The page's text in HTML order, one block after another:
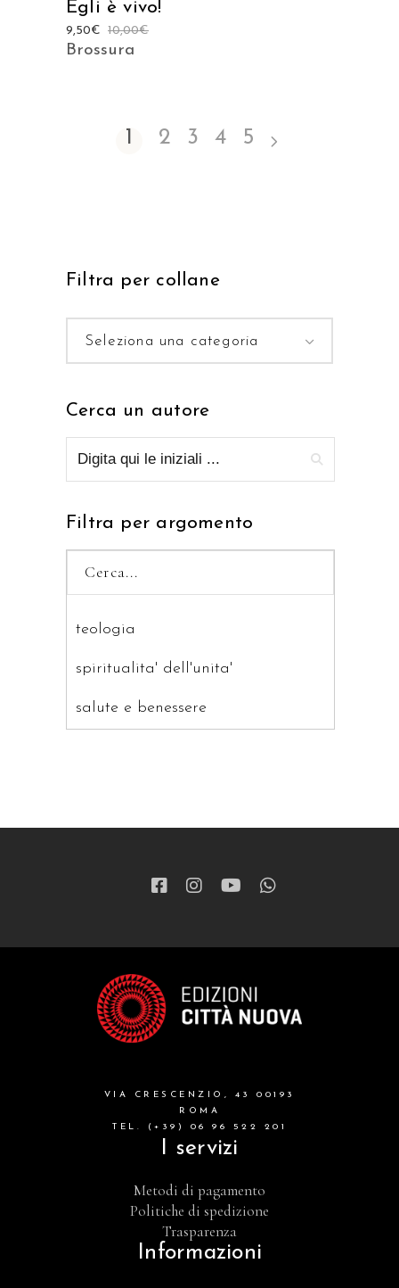
Egli è vivo!
10,00€
9,50€
Brossura
1 2 3 4 5
Filtra per collane
Seleziona una categoria
Cerca un autore
Filtra per argomento
teologia
spiritualita' dell'unita'
salute e benessere
patristica
grandi opere
formazione cristiana e liturgia
catalogo storico
attualita'
VIA CRESCENZIO, 43 00193
ROMA
TEL. (+39) 06 96 522 201
I servizi
Metodi di pagamento
Politiche di spedizione
Trasparenza
Informazioni